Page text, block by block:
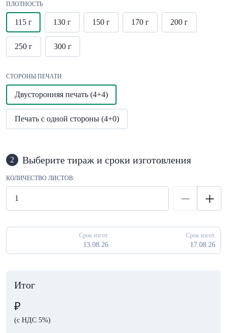
ПЛОТНОСТЬ
115 г 130 г 150 г 170 г 200 г
250 г 300 г
СТОРОНЫ ПЕЧАТИ
Двусторонняя печать (4+4)
Печать с одной стороны (4+0)
2 Выберите тираж и сроки изготовления
КОЛИЧЕСТВО ЛИСТОВ:
Срок изгот.
13.08.26
Срок изгот.
17.08.26
Итог
₽
(с НДС 5%)